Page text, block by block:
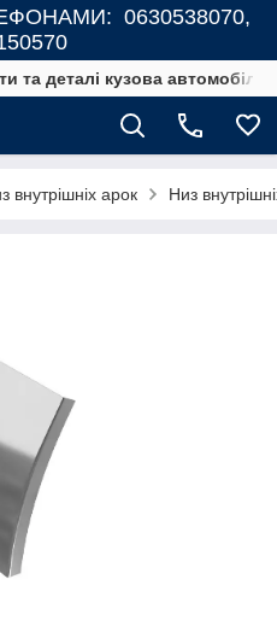
0630538070,
деталі кузова автомобілів
внутрішніх арок Низ